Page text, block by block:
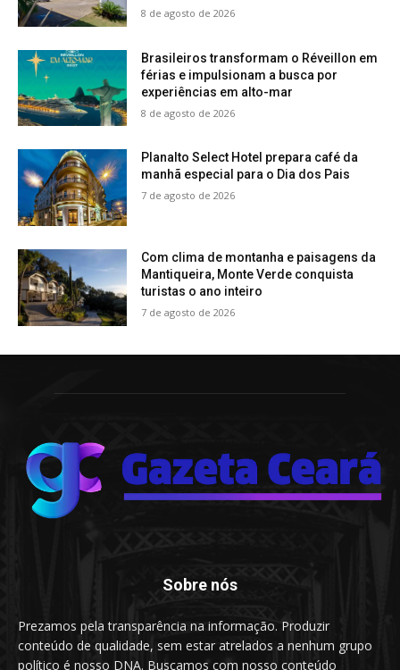
8 de agosto de 2026
Brasileiros transformam o Réveillon em
férias e impulsionam a busca por
experiências em alto-mar
8 de agosto de 2026
Planalto Select Hotel prepara café da
manhã especial para o Dia dos Pais
7 de agosto de 2026
Com clima de montanha e paisagens da
Mantiqueira, Monte Verde conquista
turistas o ano inteiro
7 de agosto de 2026
Sobre nós
Prezamos pela transparência na informação. Produzir
conteúdo de qualidade, sem estar atrelados a nenhum grupo
político é nosso DNA. Buscamos com nosso conteúdo